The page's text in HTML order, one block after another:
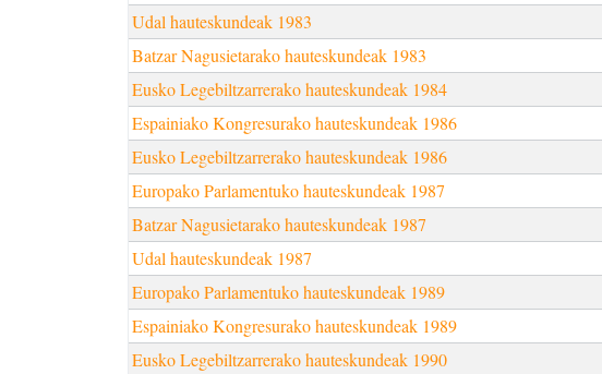
Udal hauteskundeak 1983
Batzar Nagusietarako hauteskundeak 1983
Eusko Legebiltzarrerako hauteskundeak 1984
Espainiako Kongresurako hauteskundeak 1986
Eusko Legebiltzarrerako hauteskundeak 1986
Europako Parlamentuko hauteskundeak 1987
Batzar Nagusietarako hauteskundeak 1987
Udal hauteskundeak 1987
Europako Parlamentuko hauteskundeak 1989
Espainiako Kongresurako hauteskundeak 1989
Eusko Legebiltzarrerako hauteskundeak 1990